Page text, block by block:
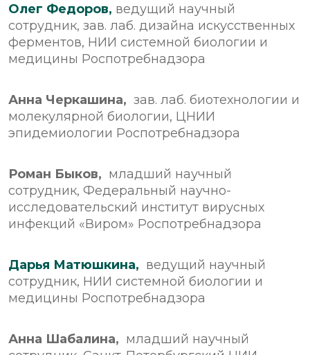
Олег Федоров, ведущий научный
сотрудник, зав. лаб. дизайна искусственных
ферментов, НИИ системной биологии и
медицины Роспотребнадзора
Анна Черкашина, зав. лаб. биотехнологии и
молекулярной биологии, ЦНИИ
эпидемиологии Роспотребнадзора
Роман Быков, младший научный
сотрудник, Федеральный научно-
исследовательский институт вирусных
инфекций «Виром» Роспотребнадзора
Дарья Матюшкина, ведущий научный
сотрудник, НИИ системной биологии и
медицины Роспотребнадзора
Анна Шабалина, младший научный